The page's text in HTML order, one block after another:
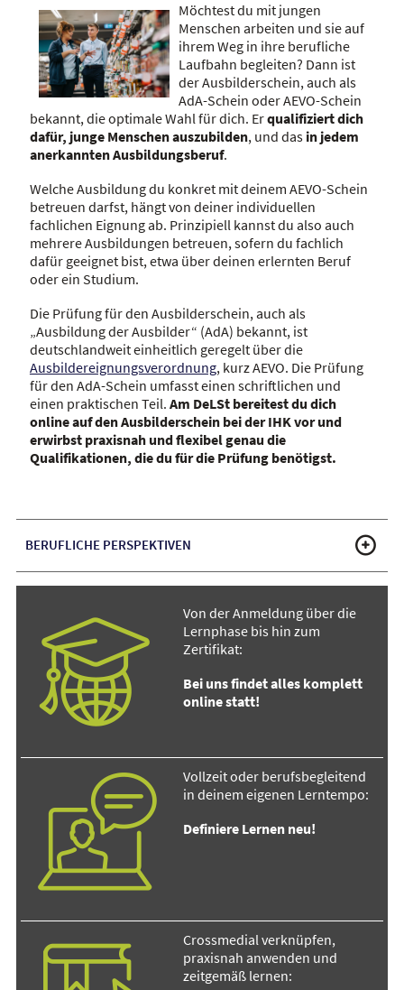
Möchtest du mit jungen
Menschen arbeiten und sie auf
ihrem Weg in ihre berufliche
Laufbahn begleiten? Dann ist
der Ausbilderschein, auch als
AdA-Schein oder AEVO-Schein
bekannt, die optimale Wahl für dich. Erqualifiziert dich
dafür, junge Menschen auszubilden, und das in jedem
anerkannten Ausbildungsberuf.
Welche Ausbildung du konkret mit deinem AEVO-Schein
betreuen darfst, hängt von deiner individuellen
fachlichen Eignung ab. Prinzipiell kannst du also auch
mehrere Ausbildungen betreuen, sofern du fachlich
dafür geeignet bist, etwa über deinen erlernten Beruf
oder ein Studium.
Die Prüfung für den Ausbilderschein, auch als
„Ausbildung der Ausbilder“ (AdA) bekannt, ist
deutschlandweit einheitlich geregelt über die
Ausbildereignungsverordnung, kurz AEVO. Die Prüfung
für den AdA-Schein umfasst einen schriftlichen und
einen praktischen Teil. Am DeLSt bereitest du dich
online auf den Ausbilderschein bei der IHK vor und
erwirbst praxisnah und flexibel genau die
Qualifikationen, die du für die Prüfung benötigst.
BERUFLICHE PERSPEKTIVEN
Von der Anmeldung über die
Lernphase bis hin zum
Zertifikat:
Bei uns findet alles komplett
online statt!
Vollzeit oder berufsbegleitend
in deinem eigenen Lerntempo:
Definiere Lernen neu!
Crossmedial verknüpfen,
praxisnah anwenden und
zeitgemäß lernen: